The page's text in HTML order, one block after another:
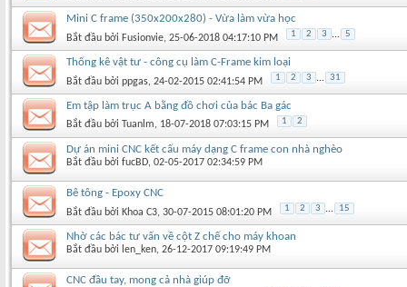
Mini C frame (350x200x280) - Vừa làm vừa học
Bắt đầu bởi Fusionvie‎, 25-06-2018 04:17:10 PM 1 2 3 ... 5
Thống kê vật tư - công cụ làm C-Frame kim loại
Bắt đầu bởi ppgas‎, 24-02-2015 02:41:54 PM 1 2 3 ... 31
Em tập làm trục A bằng đồ chơi của bác Ba gác
Bắt đầu bởi Tuanlm‎, 18-07-2018 07:03:15 PM 1 2
Dự án mini CNC kết cấu máy dạng C frame con nhà nghèo
Bắt đầu bởi fucBD‎, 02-05-2017 02:34:59 PM
Bê tông - Epoxy CNC
Bắt đầu bởi Khoa C3‎, 30-07-2015 08:01:20 PM 1 2 3 ... 15
Nhờ các bác tư vấn về cột Z chế cho máy khoan
Bắt đầu bởi len_ken‎, 26-12-2017 09:19:49 PM
CNC đầu tay, mong cả nhà giúp đỡ